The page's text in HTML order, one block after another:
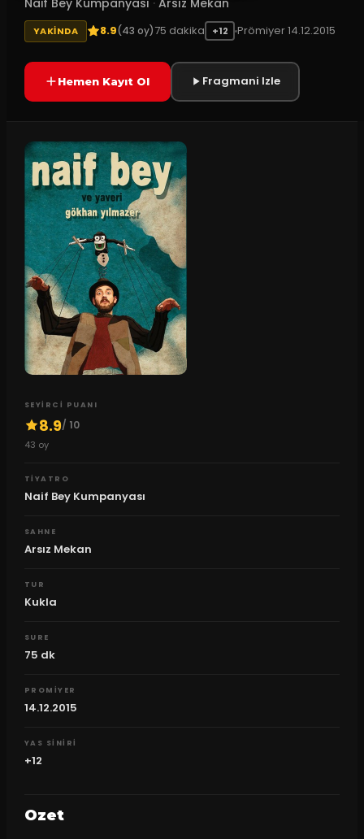
YAKINDA 8.9(43 oy)75 dakika +12 Prömiyer14.12.2015
Hemen Kayıt Ol Fragmani Izle
SEYIRCI PUANI
8.9/ 10
43 oy
TIYATRO
Naif Bey Kumpanyası
SAHNE
Arsız Mekan
TUR
Kukla
SURE
75 dk
PROMIYER
14.12.2015
YAS SINIRI
+12
Ozet